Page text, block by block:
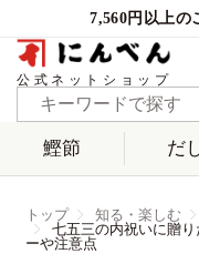
7,560円以上の
公式ネットショップ
鰹節 だ
トップ 知る・楽しむ
七五三の内祝いに贈
ーや注意点